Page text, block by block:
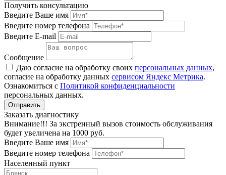
Получить консультацию
Введите Ваше имя
Введите номер телефона
Введите E-mail
Сообщение
Даю согласие на обработку своих персональных данных,
согласие на обработку данных сервисом Яндекс Метрика.
Ознакомиться с Политикой конфиденциальности
персональных данных.
Заказать диагностику
Внимание!!! За экстренный вызов стоимость обслуживания
будет увеличена на 1000 руб.
Введите Ваше имя
Введите номер телефона
Населенный пункт